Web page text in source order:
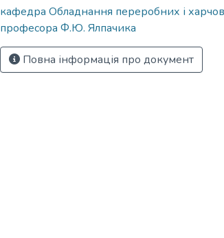
кафедра Обладнання переробних і
професора Ф.Ю. Ялпачика
Повна інформація про документ